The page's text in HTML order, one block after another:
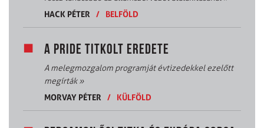
HACK PÉTER
/ BELFÖLD
A PRIDE TITKOLT EREDETE
A melegmozgalom programját évtizedekkel ezelőtt
megírták»
MORVAY PÉTER
/ KÜLFÖLD